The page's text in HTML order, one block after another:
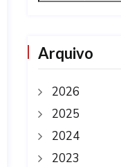
Arquivo
2026
2025
2024
2023